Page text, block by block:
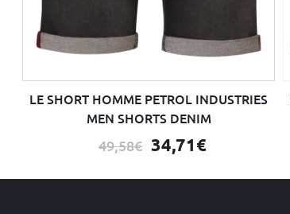
LE SHORT HOMME PETROL INDUSTRIES
MEN SHORTS DENIM
49,58€ 34,71€